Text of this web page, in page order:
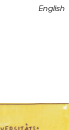
English